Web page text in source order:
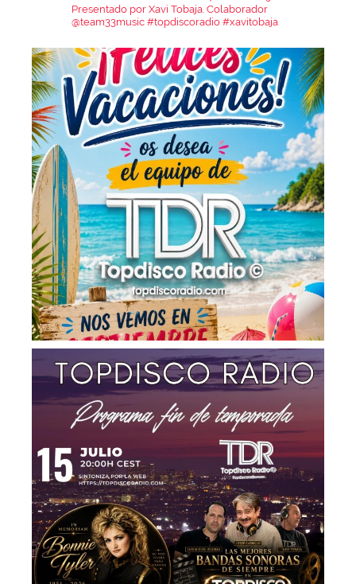
Presentado por Xavi Tobaja. Colaborador
@team33music #topdiscoradio #xavitobaja